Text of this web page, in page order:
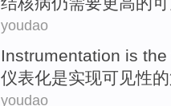
youdao
Instrumentation is the
仪表化是实现可见性的
youdao